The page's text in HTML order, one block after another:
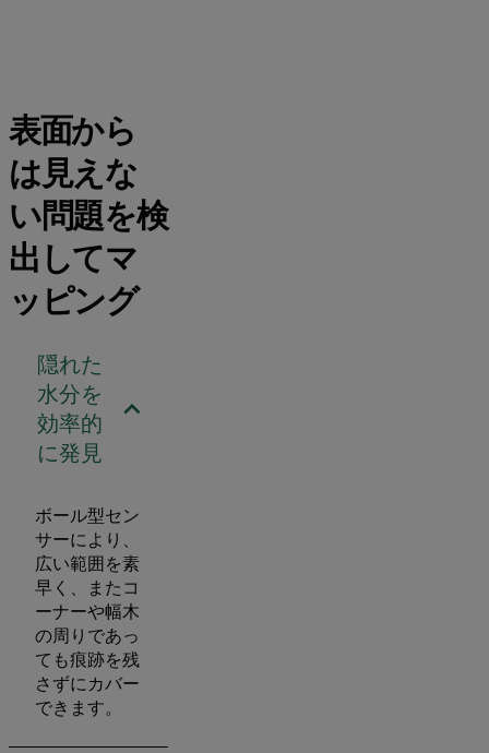
表面から
は見えな
い問題を検
出してマ
ッピング
隠れた
水分を
効率的
に発見
ボール型セン
サーにより、
広い範囲を素
早く、またコ
ーナーや幅木
の周りであっ
ても痕跡を残
さずにカバー
できます。